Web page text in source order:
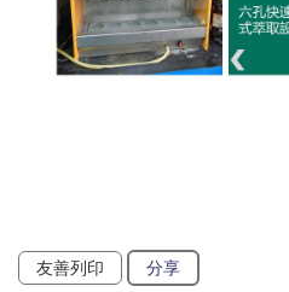
友善列印 分享